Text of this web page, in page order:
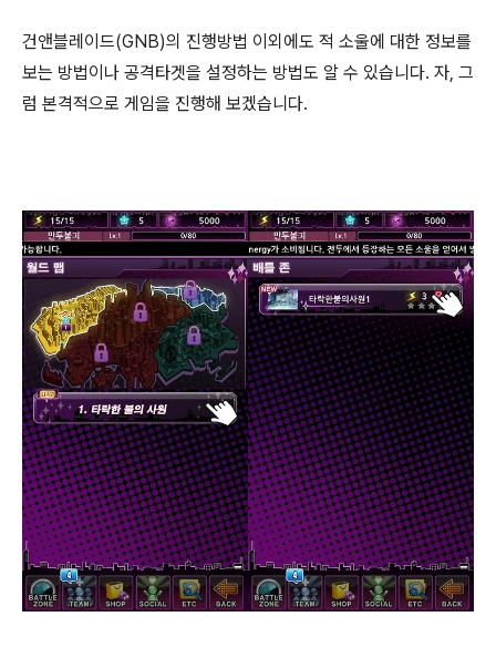
건앤블레이드(GNB)의 진행방법 이외에도 적 소울에 대한 정보를
보는 방법이나 공격타겟을 설정하는 방법도 알 수 있습니다. 자, 그
럼 본격적으로 게임을 진행해 보겠습니다.